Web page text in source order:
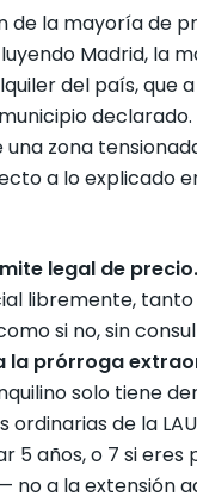
de la mayoría de
Madrid, la
del país, que
declarado.
zona
a lo explicado
legal de precio.
libremente,
si no, sin
la prórroga
solo tiene
ordinarias de la
5 años, o 7 si eres
no a la extensión